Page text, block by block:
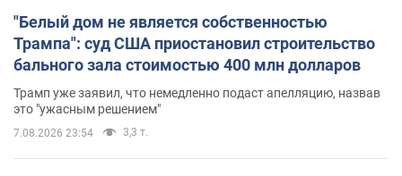
"Белый дом не является собственностью
Трампа": суд США приостановил строительство
бального зала стоимостью 400 млн долларов
Трамп уже заявил, что немедленно подаст апелляцию, назвав
это "ужасным решением"
7.08.2026 23:54 3,3 т.